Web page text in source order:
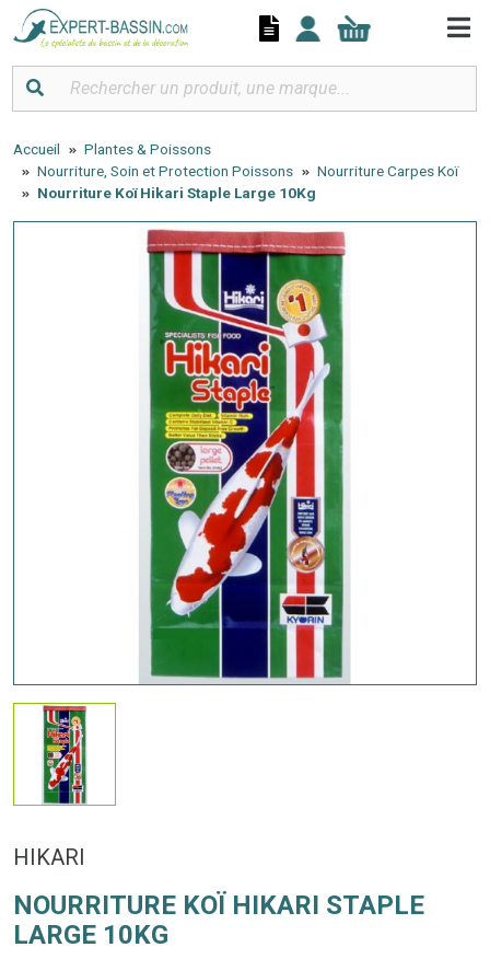
Accueil
Plantes & Poissons
Nourriture, Soin et Protection Poissons
Nourriture Carpes Koï
Nourriture Koï Hikari Staple Large 10Kg
HIKARI
NOURRITURE KOÏ HIKARI STAPLE
LARGE 10KG
Panneau de gestion des cookies